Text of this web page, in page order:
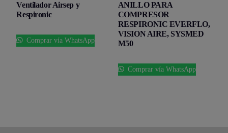
Ventilador Airsep y
Respironic
Comprar vía WhatsApp
ANILLO PARA
COMPRESOR
RESPIRONIC EVERFLO,
VISION AIRE, SYSMED
M50
Comprar vía WhatsApp